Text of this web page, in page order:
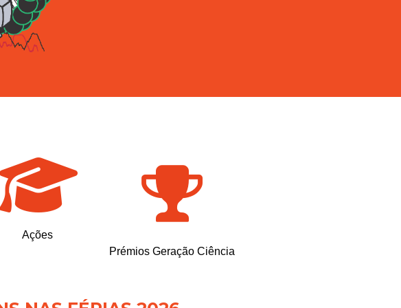
Ações
Prémios Geração Ciência